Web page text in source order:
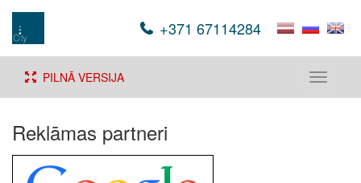
+371 67114284
Toggle
PILNĀ VERSIJA
Reklāmas partneri